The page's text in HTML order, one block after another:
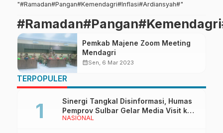
"#Ramadan#Pangan#Kemendagri#Inflasi#Ardiansyah#"
Pemkab Majene Zoom Meeting
Mendagri
calendar_monthSen, 6 Mar 2023
TERPOPULER
NASIONAL
Sinergi Tangkal Disinformasi, Humas
Pemprov Sulbar Gelar Media Visit ke
Kantor Redaksi di Mamuju